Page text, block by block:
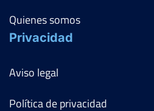
Quienes somos
Privacidad
Aviso legal
Política de privacidad